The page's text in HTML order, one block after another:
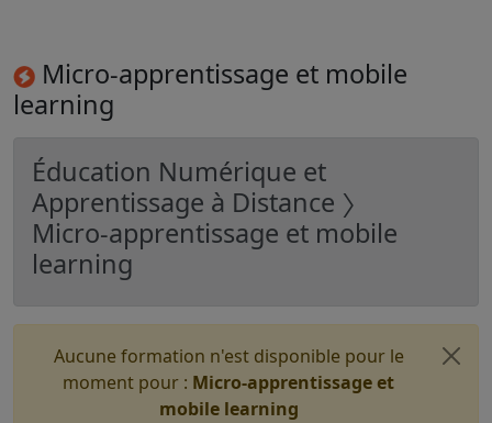
Micro-apprentissage et mobile
learning
Éducation Numérique et
Apprentissage à Distance 〉
Micro-apprentissage et mobile
learning
Aucune formation n'est disponible pour le
moment pour : Micro-apprentissage et
mobile learning